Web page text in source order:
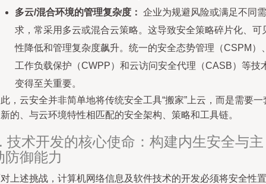
多云/混合环境的管理复杂度： 企业为规避风险或满足不同需
求，常采用多云或混合云策略。这导致安全策略碎片化、可
性降低和管理复杂度飙升。统一的安全态势管理（CSPM）
工作负载保护（CWPP）和云访问安全代理（CASB）等技
变得至关重要。
，云安全并非简单地将传统安全工具“搬家”上云，而是需要一
的、与云环境特性相匹配的安全架构、策略和工具链。
技术开发的核心使命：构建内生安全与主
防御能力
上述挑战，计算机网络信息及软件技术的开发必须将安全性置